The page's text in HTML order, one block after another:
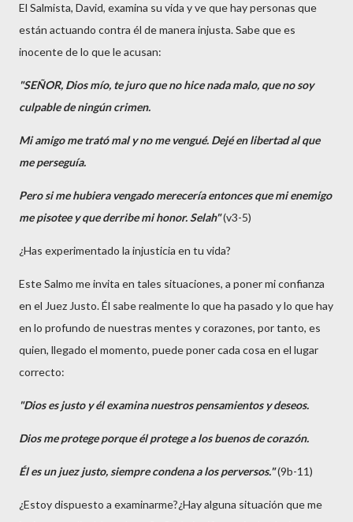
El Salmista, David, examina su vida y ve que hay personas que
están actuando contra él de manera injusta. Sabe que es
inocente de lo que le acusan:
"SEÑOR, Dios mío, te juro que no hice nada malo, que no soy
culpable de ningún crimen.
Mi amigo me trató mal y no me vengué. Dejé en libertad al que
me perseguía.
Pero si me hubiera vengado merecería entonces que mi enemigo
me pisotee y que derribe mi honor. Selah"(v3-5)
¿Has experimentado la injusticia en tu vida?
Este Salmo me invita en tales situaciones, a poner mi confianza
en el Juez Justo. Él sabe realmente lo que ha pasado y lo que hay
en lo profundo de nuestras mentes y corazones, por tanto, es
quien, llegado el momento, puede poner cada cosa en el lugar
correcto:
"Dios es justo y él examina nuestros pensamientos y deseos.
Dios me protege porque él protege a los buenos de corazón.
Él es un juez justo, siempre condena a los perversos."(9b-11)
¿Estoy dispuesto a examinarme?¿Hay alguna situación que me